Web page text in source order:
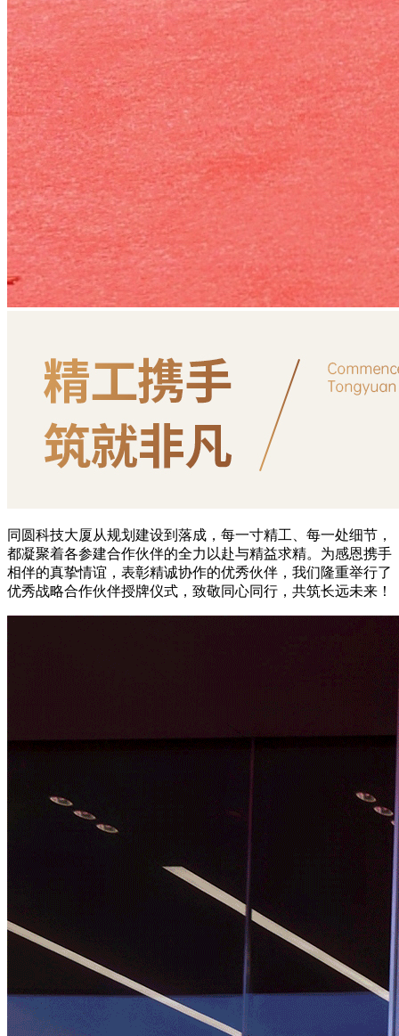
同圆科技大厦从规划建设到落成，每一寸精工、每一处细节，
都凝聚着各参建合作伙伴的全力以赴与精益求精。为感恩携手
相伴的真挚情谊，表彰精诚协作的优秀伙伴，我们隆重举行了
优秀战略合作伙伴授牌仪式，致敬同心同行，共筑长远未来！